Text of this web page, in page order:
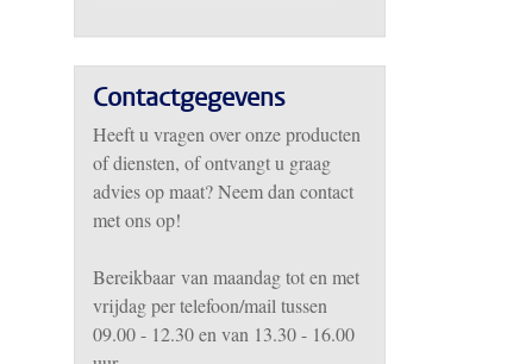
Contactgegevens
Heeft u vragen over onze producten
of diensten, of ontvangt u graag
advies op maat? Neem dan contact
met ons op!
Bereikbaarvan maandag tot en met
vrijdag per telefoon/mail tussen
09.00 - 12.30 en van 13.30 - 16.00